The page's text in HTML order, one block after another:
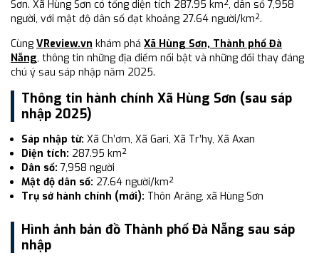
Sơn. Xã Hùng Sơn có tổng diện tích 287.95 km², dân số 7,958
người, với mật độ dân số đạt khoảng 27.64 người/km².
Cùng VReview.vn khám phá Xã Hùng Sơn, Thành phố Đà
Nẵng, thông tin những địa điểm nổi bật và những đổi thay đáng
chú ý sau sáp nhập năm 2025.
Thông tin hành chính Xã Hùng Sơn (sau sáp
nhập 2025)
Sáp nhập từ: Xã Ch’ơm, Xã Gari, Xã Tr’hy, Xã Axan
Diện tích: 287.95 km²
Dân số: 7,958 người
Mật độ dân số: 27.64 người/km²
Trụ sở hành chính (mới): Thôn Arâng, xã Hùng Sơn
Hình ảnh bản đồ Thành phố Đà Nẵng sau sáp
nhập